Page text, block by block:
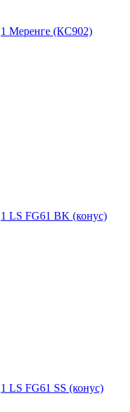
Меренге (КС902)
LS FG61 BK (конус)
LS FG61 SS (конус)